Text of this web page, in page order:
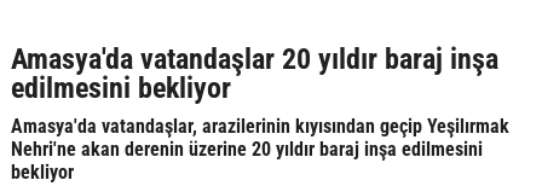
Amasya'da vatandaşlar 20 yıldır baraj inşa
edilmesini bekliyor
Amasya'da vatandaşlar, arazilerinin kıyısından geçip Yeşilırmak
Nehri'ne akan derenin üzerine 20 yıldır baraj inşa edilmesini
bekliyor